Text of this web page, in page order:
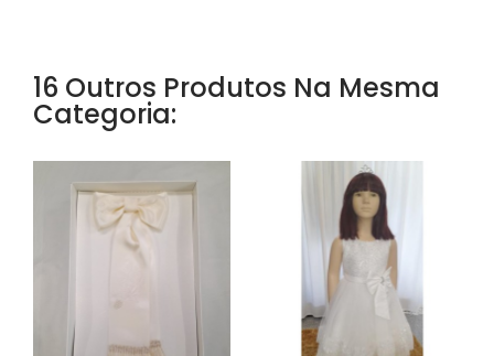
16 Outros Produtos Na Mesma
Categoria: